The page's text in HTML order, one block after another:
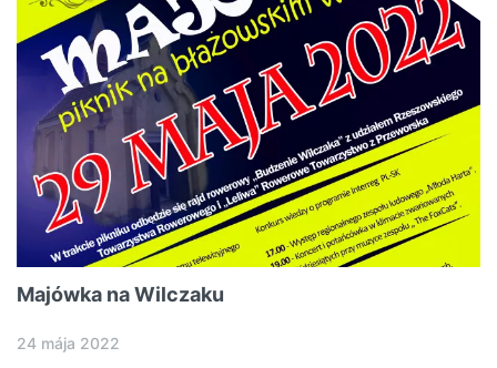
Majówka na Wilczaku
24 mája 2022